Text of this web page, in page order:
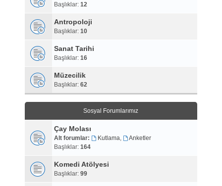
Başlıklar: 12
Antropoloji
Başlıklar: 10
Sanat Tarihi
Başlıklar: 16
Müzecilik
Başlıklar: 62
Sosyal Forumlarımız
Çay Molası
Alt forumlar: Kutlama,
Anketler
Başlıklar: 164
Komedi Atölyesi
Başlıklar: 99